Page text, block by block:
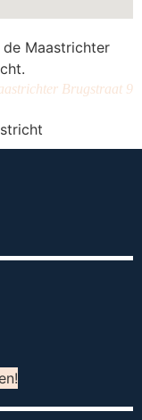
Brugstraat 9